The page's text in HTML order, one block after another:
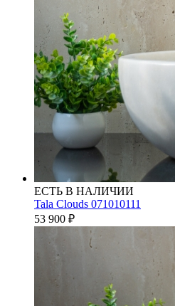
ЕСТЬ В НАЛИЧИИ
Tala Clouds 071010111
53 900 ₽